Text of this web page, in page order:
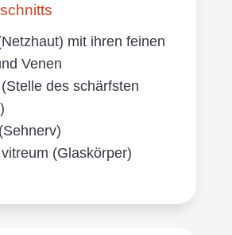
mit ihren feinen
Venen
des schärfsten
(Glaskörper)